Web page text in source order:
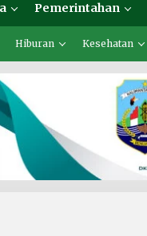
Pemerintahan
Hiburan Kesehatan